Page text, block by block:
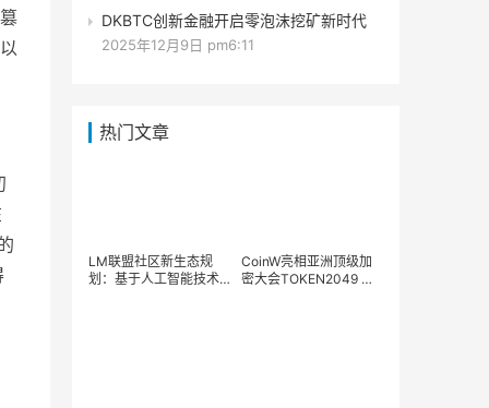
DKBTC创新金融开启零泡沫挖矿新时代
2025年12月9日 pm6:11
热门文章
LM联盟社区新生态规
划：基于人工智能技术
CoinW亮相亚洲顶级加
密大会TOKEN2049 推